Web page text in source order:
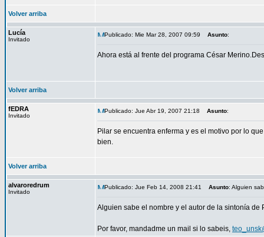
Volver arriba
Lucía
Invitado
Publicado: Mie Mar 28, 2007 09:59 Asunto:
Ahora está al frente del programa César
Volver arriba
fEDRA
Invitado
Publicado: Jue Abr 19, 2007 21:18 Asunto:
Pilar se encuentra enferma y es el motivo por lo
bien.
Volver arriba
alvaroredrum
Invitado
Publicado: Jue Feb 14, 2008 21:41 Asunto: Alguien
Alguien sabe el nombre y el autor de la sintonía de
Por favor, mandadme un mail si lo sabeis,